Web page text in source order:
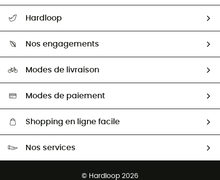
Retour & remboursement
Guide des tailles
Seconde Main
Aide & Contact
Hardloop
HardGuides
Nos engagements
Sélection éco-responsable
Modes de livraison
Modes de paiement
Shopping en ligne facile
Nos services
© Hardloop 2026